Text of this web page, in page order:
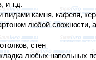
и т.д.
камня, кафеля,
любой сложности,
стен
любых напольных